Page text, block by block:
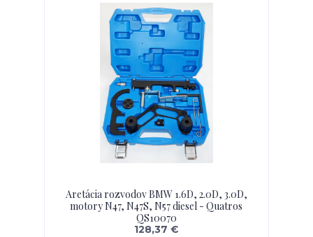
Aretácia rozvodov BMW 1.6D, 2.0D, 3.0D,
motory N47, N47S, N57 diesel - Quatros
QS10070
128,37 €